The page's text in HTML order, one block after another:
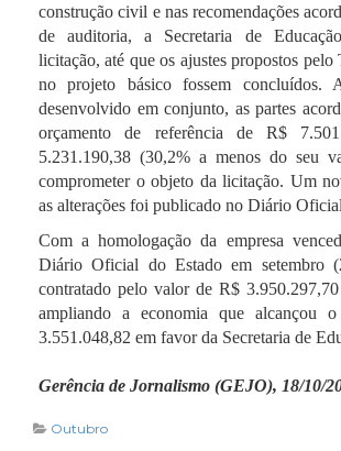
construção civil e nas recomendações
de auditoria, a Secretaria de
licitação, até que os ajustes propostos
no projeto básico fossem concluídos.
desenvolvido em conjunto, as partes
orçamento de referência de R$
5.231.190,38 (30,2% a menos do seu
comprometer o objeto da licitação. Um
as alterações foi publicado no Diário
Com a homologação da empresa
Diário Oficial do Estado em setembro
contratado pelo valor de R$
ampliando a economia que alcançou
3.551.048,82 em favor da Secretaria de
Gerência de Jornalismo (GEJO), 18/10/
Outubro